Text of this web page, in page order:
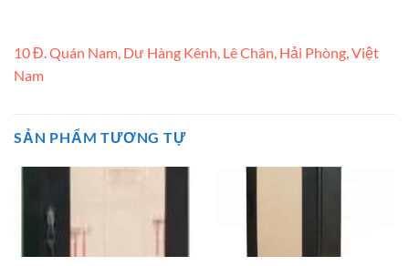
10 Đ. Quán Nam, Dư Hàng Kênh, Lê Chân, Hải Phòng, Việt
Nam
SẢN PHẨM TƯƠNG TỰ